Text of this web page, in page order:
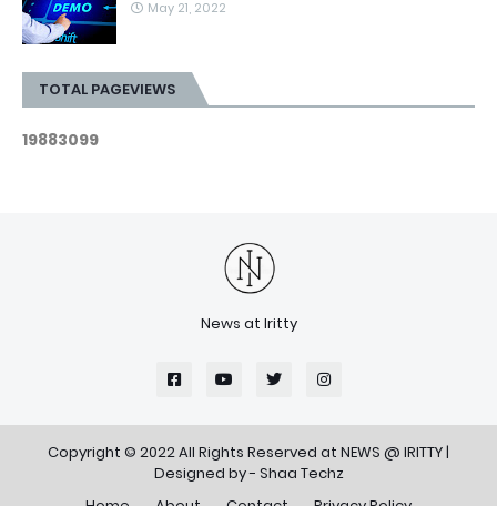
May 21, 2022
TOTAL PAGEVIEWS
19883099
News at Iritty
Copyright © 2022 All Rights Reserved at NEWS @ IRITTY|
Designed by - Shaa Techz